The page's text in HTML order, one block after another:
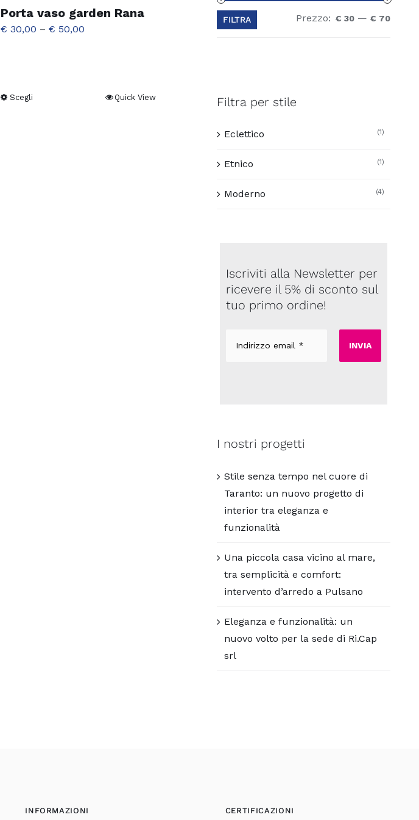
Porta vaso garden Rana
€ 30,00 – € 50,00
ScegliQuesto
Quick View
FILTRA Prezzo: € 30 — € 70
Filtra per stile
Eclettico (1)
Etnico (1)
Moderno (4)
Iscriviti alla Newsletter per
ricevere il 5% di sconto sul
tuo primo ordine!
email
I nostri progetti
Stile senza tempo nel cuore di
Taranto: un nuovo progetto di
interior tra eleganza e
funzionalità
Una piccola casa vicino al mare,
tra semplicità e comfort:
intervento d’arredo a Pulsano
Eleganza e funzionalità: un
nuovo volto per la sede di Ri.Cap
srl
INFORMAZIONI CERTIFICAZIONI